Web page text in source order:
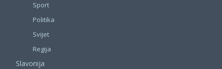
Sport
Politika
Svijet
Regija
Slavonija